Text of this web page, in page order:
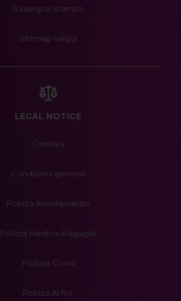
Rassegna Stampa
Sitemap viaggi
LEGAL NOTICE
Cookies
Condizioni generali
Polizza Annullamento
Polizza Medico-Bagaglio
Politica Covid
Polizza AI Act